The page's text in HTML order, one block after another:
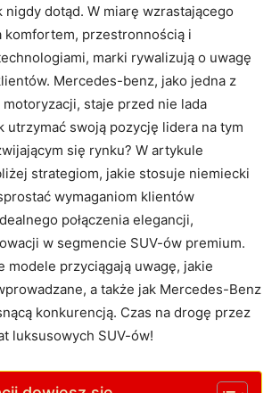
nigdy dotąd. W miarę wzrastającego
komfortem, przestronnością i
marki rywalizują o uwagę
Mercedes-benz, jako jedna z
staje przed nie lada
utrzymać swoją pozycję lidera na tym
się rynku? W artykule
strategiom, jakie stosuje niemiecki
wymaganiom klientów
połączenia elegancji,
w segmencie SUV-ów premium.
modele przyciągają uwagę, jakie
a także jak Mercedes-Benz
konkurencją. Czas na drogę przez
luksusowych SUV-ów!